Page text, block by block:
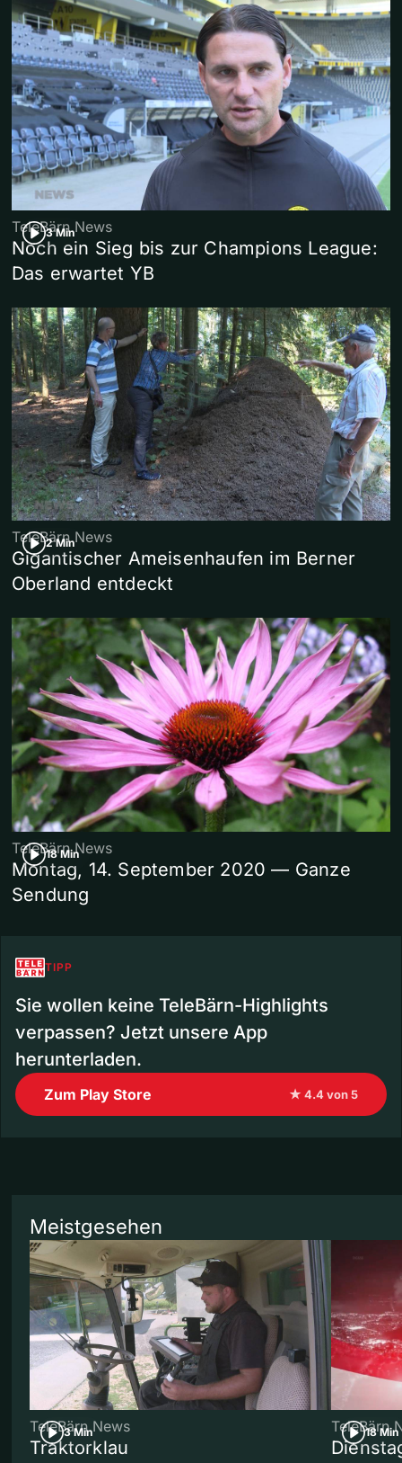
3 Min
TeleBärn News
Noch ein Sieg bis zur Champions League:
Das erwartet YB
2 Min
TeleBärn News
Gigantischer Ameisenhaufen im Berner
Oberland entdeckt
18 Min
TeleBärn News
Montag, 14. September 2020 — Ganze
Sendung
TIPP
Sie wollen keine TeleBärn-Highlights
verpassen? Jetzt unsere App
herunterladen.
Zum Play Store ★ 4.4 von 5
Meistgesehen
3 Min
TeleBärn News
Traktorklau
18 Min
TeleBärn